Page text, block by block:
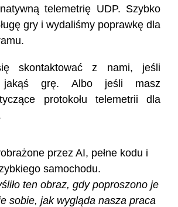
telemetrię UDP. Szybko
gry i wydaliśmy poprawkę dla
skontaktować z nami, jeśli
jakąś grę. Albo jeśli masz
protokołu telemetrii dla
ten obraz, gdy poproszono je
sobie, jak wygląda nasza praca